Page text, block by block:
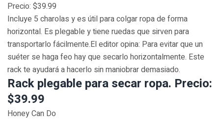
Precio: $39.99
Incluye 5 charolas y es útil para colgar ropa de forma
horizontal. Es plegable y tiene ruedas que sirven para
transportarlo fácilmente.El editor opina: Para evitar que un
suéter se haga feo hay que secarlo horizontalmente. Este
rack te ayudará a hacerlo sin maniobrar demasiado.
Rack plegable para secar ropa. Precio:
$39.99
Honey Can Do